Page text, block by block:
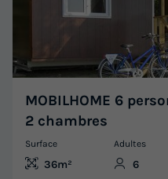
MOBILHOME 6
2 chambres
Surface
36m²
Adultes
6